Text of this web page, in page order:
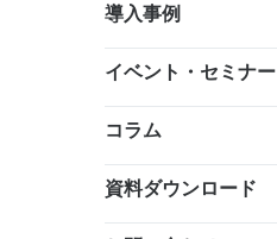
導入事例
イベント・セミナー
コラム
資料ダウンロード